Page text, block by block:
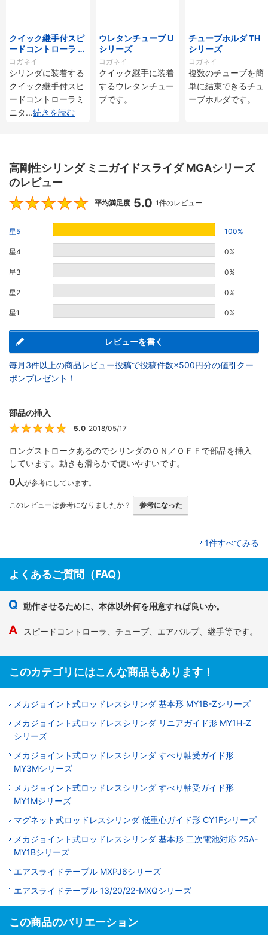
クイック継手付スピ
ードコントローラ ス
タンダードタイプ S
C□-M・SS□-Mシ
リーズ
コガネイ
シリンダに装着する
クイック継手付スピ
ードコントローラミ
ニタ...続きを読む
ウレタンチューブ U
シリーズ
コガネイ
クイック継手に装着
するウレタンチュー
ブです。
チューブホルダ TH
シリーズ
コガネイ
複数のチューブを簡
単に結束できるチュ
ーブホルダです。
高剛性シリンダ ミニガイドスライダ MGAシリーズ
のレビュー
5
平均満足度 5.0 1件のレビュー
星5 100%
星4 0%
星3 0%
星2 0%
星1 0%
レビューを書く
毎月3件以上の商品レビュー投稿で投稿件数×500円分の値引クー
ポンプレゼント！
部品の挿入
5.0 2018/05/17
ロングストロークあるのでシリンダのＯＮ／ＯＦＦで部品を挿入
しています。動きも滑らかで使いやすいです。
0人が参考にしています。
このレビューは参考になりましたか？ 参考になった
1件すべてみる
よくあるご質問（FAQ）
動作させるために、本体以外何を用意すれば良いか。
スピードコントローラ、チューブ、エアバルブ、継手等です。
このカテゴリにはこんな商品もあります！
メカジョイント式ロッドレスシリンダ 基本形 MY1B-Zシリーズ
メカジョイント式ロッドレスシリンダ リニアガイド形 MY1H-Z
シリーズ
メカジョイント式ロッドレスシリンダ すべり軸受ガイド形
MY3Mシリーズ
メカジョイント式ロッドレスシリンダ すべり軸受ガイド形
MY1Mシリーズ
マグネット式ロッドレスシリンダ 低重心ガイド形 CY1Fシリーズ
メカジョイント式ロッドレスシリンダ 基本形 二次電池対応 25A-
MY1Bシリーズ
エアスライドテーブル MXPJ6シリーズ
エアスライドテーブル 13/20/22-MXQシリーズ
この商品のバリエーション